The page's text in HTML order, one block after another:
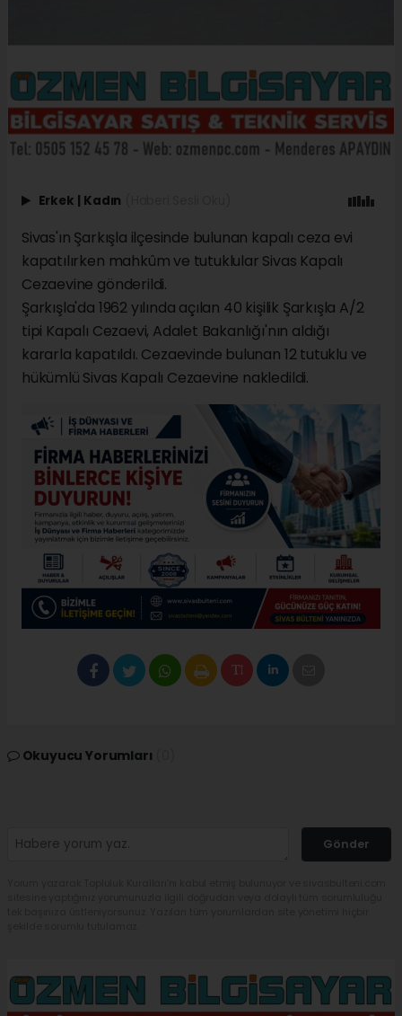
Erkek | Kadın
Sivas'ın Şarkışla ilçesinde bulunan kapalı ceza evi
kapatılırken mahkûm ve tutuklular Sivas Kapalı
Cezaevine gönderildi.
Şarkışla'da 1962 yılında açılan 40 kişilik Şarkışla A/2
tipi Kapalı Cezaevi, Adalet Bakanlığı'nın aldığı
kararla kapatıldı. Cezaevinde bulunan 12 tutuklu ve
hükümlü Sivas Kapalı Cezaevine nakledildi.
Okuyucu Yorumları
Gönder